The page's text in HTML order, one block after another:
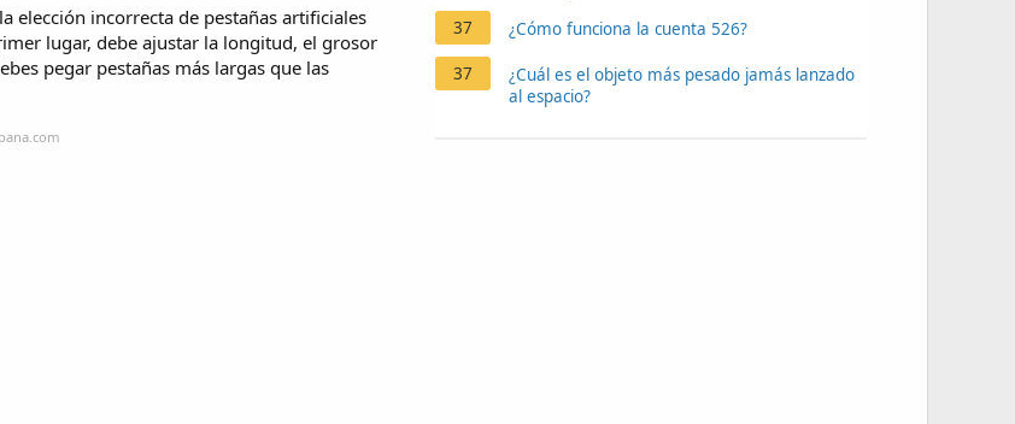
elección incorrecta de pestañas artificiales
lugar, debe ajustar la longitud, el grosor
pegar pestañas más largas que las
37
¿Cómo funciona la cuenta 526?
37
¿Cuál es el objeto más pesado jamás lanzado
al espacio?